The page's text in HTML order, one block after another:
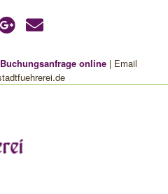
Buchungsanfrage online | Email